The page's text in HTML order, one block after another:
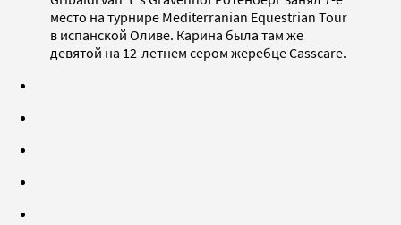
место на турнире Mediterranian Equestrian Tour
в испанской Оливе. Карина была там же
девятой на 12-летнем сером жеребце Casscare.